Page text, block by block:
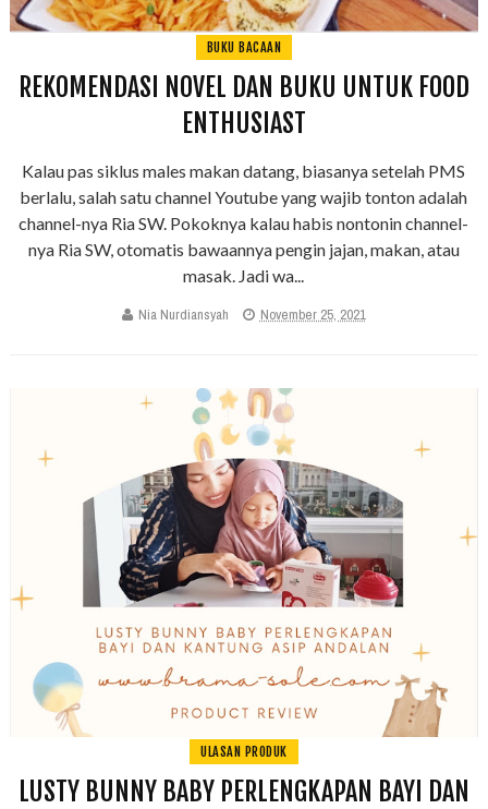
BUKU BACAAN
REKOMENDASI NOVEL DAN BUKU UNTUK FOOD
ENTHUSIAST
Kalau pas siklus males makan datang, biasanya setelah PMS
berlalu, salah satu channel Youtube yang wajib tonton adalah
channel-nya Ria SW. Pokoknya kalau habis nontonin channel-
nya Ria SW, otomatis bawaannya pengin jajan, makan, atau
masak. Jadi wa...
Nia Nurdiansyah November 25, 2021
ULASAN PRODUK
LUSTY BUNNY BABY PERLENGKAPAN BAYI DAN